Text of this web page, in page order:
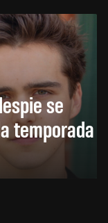
se
temporada